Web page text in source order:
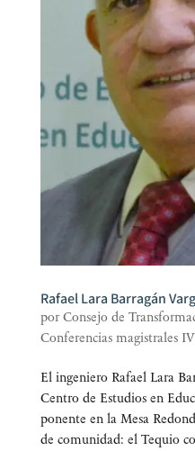
Rafael Lara Barragán
porConsejo de
Conferencias magistrales
El inge­nie­ro Rafael Lara
Cen­tro de Estu­dios en
ponen­te en la Mesa
de comu­ni­dad: el Tequio